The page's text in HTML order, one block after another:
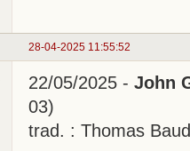
28-04-2025 11:55:52
22/05/2025 - John
03)
trad. : Thomas